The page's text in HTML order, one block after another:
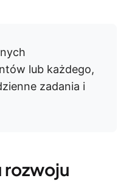
lub każdego,
zadania i
rozwoju